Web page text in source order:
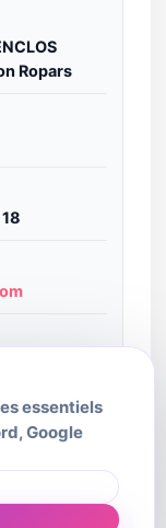
Ropars
essentiels
Google